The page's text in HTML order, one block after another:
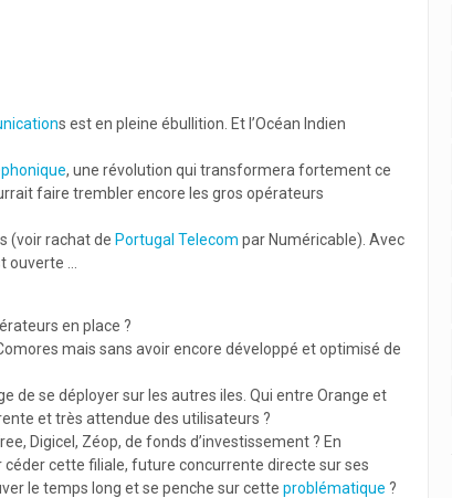
s est en pleine ébullition. Et l’Océan Indien
, une révolution qui transformera fortement ce
faire trembler encore les gros opérateurs
(voir rachat de Portugal Telecom par Numéricable). Avec
ouverte …
en place ?
mais sans avoir encore développé et optimisé de
de se déployer sur les autres iles. Qui entre Orange et
et très attendue des utilisateurs ?
Digicel, Zéop, de fonds d’investissement ? En
cette filiale, future concurrente directe sur ses
le temps long et se penche sur cette problématique ?